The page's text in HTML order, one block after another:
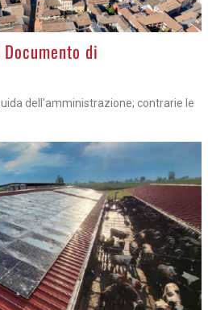
di
dell'amministrazione; contrarie le